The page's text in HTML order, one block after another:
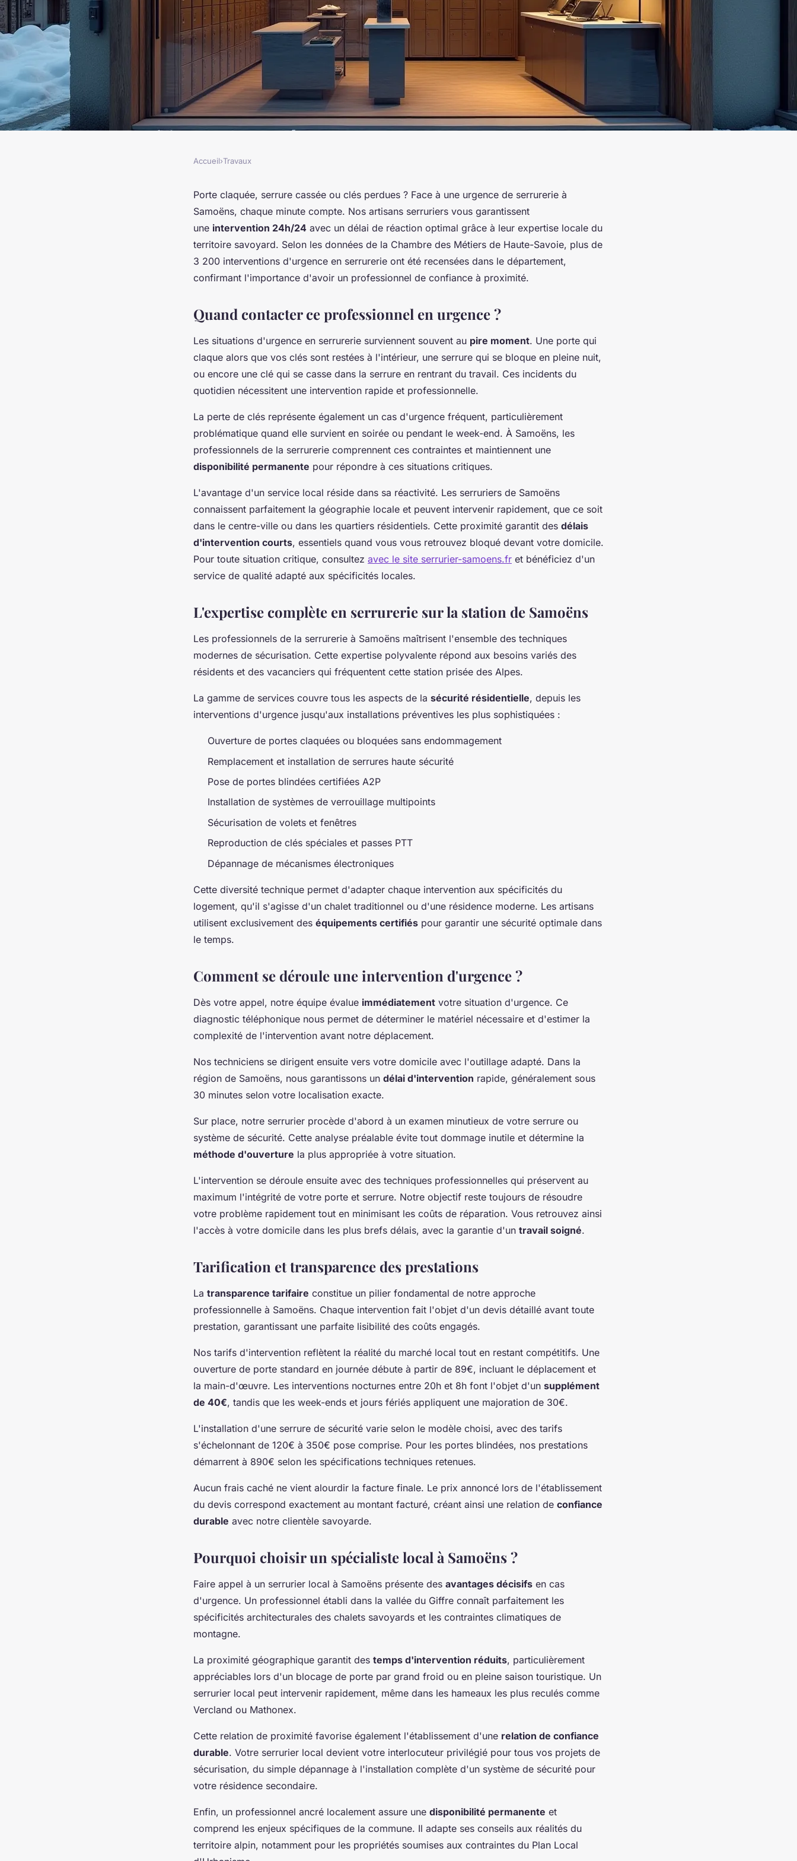
Serrurier à Samoëns : vos solutions de
serrurerie 24h/24
Accueil›Travaux
Porte claquée, serrure cassée ou clés perdues ? Face à une urgence de serrurerie à
Samoëns, chaque minute compte. Nos artisans serruriers vous garantissent
une intervention 24h/24 avec un délai de réaction optimal grâce à leur expertise locale du
territoire savoyard. Selon les données de la Chambre des Métiers de Haute-Savoie, plus de
3 200 interventions d'urgence en serrurerie ont été recensées dans le département,
confirmant l'importance d'avoir un professionnel de confiance à proximité.
Quand contacter ce professionnel en urgence ?
Les situations d'urgence en serrurerie surviennent souvent au pire moment. Une porte qui
claque alors que vos clés sont restées à l'intérieur, une serrure qui se bloque en pleine nuit,
ou encore une clé qui se casse dans la serrure en rentrant du travail. Ces incidents du
quotidien nécessitent une intervention rapide et professionnelle.
La perte de clés représente également un cas d'urgence fréquent, particulièrement
problématique quand elle survient en soirée ou pendant le week-end. À Samoëns, les
professionnels de la serrurerie comprennent ces contraintes et maintiennent une
disponibilité permanente pour répondre à ces situations critiques.
L'avantage d'un service local réside dans sa réactivité. Les serruriers de Samoëns
connaissent parfaitement la géographie locale et peuvent intervenir rapidement, que ce soit
dans le centre-ville ou dans les quartiers résidentiels. Cette proximité garantit des délais
d'intervention courts, essentiels quand vous vous retrouvez bloqué devant votre domicile.
Pour toute situation critique, consultez avec le site serrurier-samoens.fr et bénéficiez d'un
service de qualité adapté aux spécificités locales.
L'expertise complète en serrurerie sur la station de Samoëns
Les professionnels de la serrurerie à Samoëns maîtrisent l'ensemble des techniques
modernes de sécurisation. Cette expertise polyvalente répond aux besoins variés des
résidents et des vacanciers qui fréquentent cette station prisée des Alpes.
La gamme de services couvre tous les aspects de la sécurité résidentielle, depuis les
interventions d'urgence jusqu'aux installations préventives les plus sophistiquées :
Ouverture de portes claquées ou bloquées sans endommagement
Remplacement et installation de serrures haute sécurité
Pose de portes blindées certifiées A2P
Installation de systèmes de verrouillage multipoints
Sécurisation de volets et fenêtres
Reproduction de clés spéciales et passes PTT
Dépannage de mécanismes électroniques
Cette diversité technique permet d'adapter chaque intervention aux spécificités du
logement, qu'il s'agisse d'un chalet traditionnel ou d'une résidence moderne. Les artisans
utilisent exclusivement des équipements certifiés pour garantir une sécurité optimale dans
le temps.
Comment se déroule une intervention d'urgence ?
Dès votre appel, notre équipe évalue immédiatement votre situation d'urgence. Ce
diagnostic téléphonique nous permet de déterminer le matériel nécessaire et d'estimer la
complexité de l'intervention avant notre déplacement.
Nos techniciens se dirigent ensuite vers votre domicile avec l'outillage adapté. Dans la
région de Samoëns, nous garantissons un délai d'intervention rapide, généralement sous
30 minutes selon votre localisation exacte.
Sur place, notre serrurier procède d'abord à un examen minutieux de votre serrure ou
système de sécurité. Cette analyse préalable évite tout dommage inutile et détermine la
méthode d'ouverture la plus appropriée à votre situation.
L'intervention se déroule ensuite avec des techniques professionnelles qui préservent au
maximum l'intégrité de votre porte et serrure. Notre objectif reste toujours de résoudre
votre problème rapidement tout en minimisant les coûts de réparation. Vous retrouvez ainsi
l'accès à votre domicile dans les plus brefs délais, avec la garantie d'un travail soigné.
Tarification et transparence des prestations
La transparence tarifaire constitue un pilier fondamental de notre approche
professionnelle à Samoëns. Chaque intervention fait l'objet d'un devis détaillé avant toute
prestation, garantissant une parfaite lisibilité des coûts engagés.
Nos tarifs d'intervention reflètent la réalité du marché local tout en restant compétitifs. Une
ouverture de porte standard en journée débute à partir de 89€, incluant le déplacement et
la main-d'œuvre. Les interventions nocturnes entre 20h et 8h font l'objet d'un supplément
de 40€, tandis que les week-ends et jours fériés appliquent une majoration de 30€.
L'installation d'une serrure de sécurité varie selon le modèle choisi, avec des tarifs
s'échelonnant de 120€ à 350€ pose comprise. Pour les portes blindées, nos prestations
démarrent à 890€ selon les spécifications techniques retenues.
Aucun frais caché ne vient alourdir la facture finale. Le prix annoncé lors de l'établissement
du devis correspond exactement au montant facturé, créant ainsi une relation de confiance
durable avec notre clientèle savoyarde.
Pourquoi choisir un spécialiste local à Samoëns ?
Faire appel à un serrurier local à Samoëns présente des avantages décisifs en cas
d'urgence. Un professionnel établi dans la vallée du Giffre connaît parfaitement les
spécificités architecturales des chalets savoyards et les contraintes climatiques de
montagne.
La proximité géographique garantit des temps d'intervention réduits, particulièrement
appréciables lors d'un blocage de porte par grand froid ou en pleine saison touristique. Un
serrurier local peut intervenir rapidement, même dans les hameaux les plus reculés comme
Vercland ou Mathonex.
Cette relation de proximité favorise également l'établissement d'une relation de confiance
durable. Votre serrurier local devient votre interlocuteur privilégié pour tous vos projets de
sécurisation, du simple dépannage à l'installation complète d'un système de sécurité pour
votre résidence secondaire.
Enfin, un professionnel ancré localement assure une disponibilité permanente et
comprend les enjeux spécifiques de la commune. Il adapte ses conseils aux réalités du
territoire alpin, notamment pour les propriétés soumises aux contraintes du Plan Local